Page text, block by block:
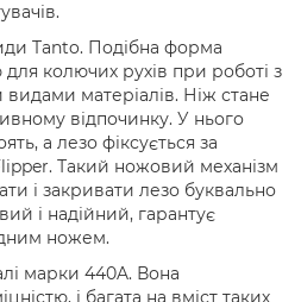
Tanto. Подібна форма
колючих рухів при роботі з
матеріалів. Ніж стане
відпочинку. У нього
а лезо фіксується за
Такий ножовий механізм
і закривати лезо буквально
і надійний, гарантує
ножем.
марки 440A. Вона
і багата на вміст таких